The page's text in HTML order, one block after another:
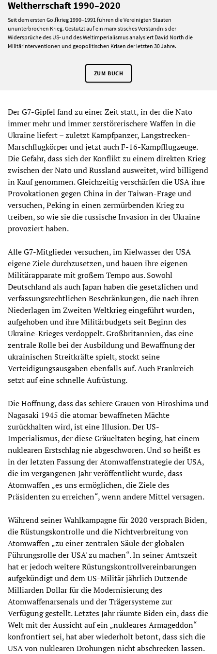
Weltherrschaft 1990–2020
Seit dem ersten Golfkrieg 1990–1991 führen die Vereinigten Staaten
ununterbrochen Krieg. Gestützt auf ein marxistisches Verständnis der
Widersprüche des US- und des Weltimperialismus analysiert David North die
Militärinterventionen und geopolitischen Krisen der letzten 30 Jahre.
ZUM BUCH
Der G7-Gipfel fand zu einer Zeit statt, in der die Nato
immer mehr und immer zerstörerischere Waffen in die
Ukraine liefert – zuletzt Kampfpanzer, Langstrecken-
Marschflugkörper und jetzt auch F-16-Kampfflugzeuge.
Die Gefahr, dass sich der Konflikt zu einem direkten Krieg
zwischen der Nato und Russland ausweitet, wird billigend
in Kauf genommen. Gleichzeitig verschärfen die USA ihre
Provokationen gegen China in der Taiwan-Frage und
versuchen, Peking in einen zermürbenden Krieg zu
treiben, so wie sie die russische Invasion in der Ukraine
provoziert haben.
Alle G7-Mitglieder versuchen, im Kielwasser der USA
eigene Ziele durchzusetzen, und bauen ihre eigenen
Militärapparate mit großem Tempo aus. Sowohl
Deutschland als auch Japan haben die gesetzlichen und
verfassungsrechtlichen Beschränkungen, die nach ihren
Niederlagen im Zweiten Weltkrieg eingeführt wurden,
aufgehoben und ihre Militärbudgets seit Beginn des
Ukraine-Krieges verdoppelt. Großbritannien, das eine
zentrale Rolle bei der Ausbildung und Bewaffnung der
ukrainischen Streitkräfte spielt, stockt seine
Verteidigungsausgaben ebenfalls auf. Auch Frankreich
setzt auf eine schnelle Aufrüstung.
Die Hoffnung, dass das schiere Grauen von Hiroshima und
Nagasaki 1945 die atomar bewaffneten Mächte
zurückhalten wird, ist eine Illusion. Der US-
Imperialismus, der diese Gräueltaten beging, hat einem
nuklearen Erstschlag nie abgeschworen. Und so heißt es
in der letzten Fassung der Atomwaffenstrategie der USA,
die im vergangenen Jahr veröffentlicht wurde, dass
Atomwaffen „es uns ermöglichen, die Ziele des
Präsidenten zu erreichen“, wenn andere Mittel versagen.
Während seiner Wahlkampagne für 2020 versprach Biden,
die Rüstungskontrolle und die Nichtverbreitung von
Atomwaffen „zu einer zentralen Säule der globalen
Führungsrolle der USA' zu machen“. In seiner Amtszeit
hat er jedoch weitere Rüstungskontrollvereinbarungen
aufgekündigt und dem US-Militär jährlich Dutzende
Milliarden Dollar für die Modernisierung des
Atomwaffenarsenals und der Trägersysteme zur
Verfügung gestellt. Letztes Jahr räumte Biden ein, dass die
Welt mit der Aussicht auf ein „nukleares Armageddon“
konfrontiert sei, hat aber wiederholt betont, dass sich die
USA von nuklearen Drohungen nicht abschrecken lassen.